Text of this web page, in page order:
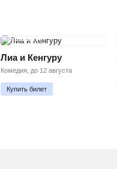
ПРЕМЬЕРА
Лиа и Кенгуру
Комедия, до 12 августа
Купить билет